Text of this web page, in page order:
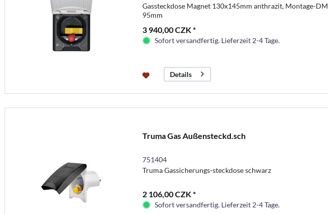
Gassteckdose Magnet 130x145mm anthrazit, Montage-DM
95mm
3 940,00 CZK *
Sofort versandfertig. Lieferzeit 2-4 Tage.
Details
Truma Gas Außensteckd.sch
751404
Truma Gassicherungs-steckdose schwarz
2 106,00 CZK *
Sofort versandfertig. Lieferzeit 2-4 Tage.